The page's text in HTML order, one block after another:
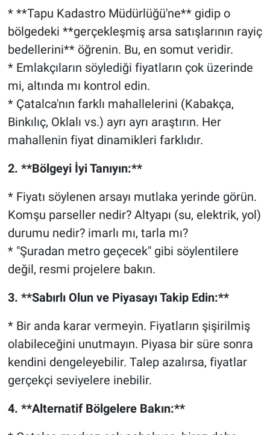
* **Tapu Kadastro Müdürlüğü'ne** gidip o
bölgedeki **gerçekleşmiş arsa satışlarının rayiç
bedellerini** öğrenin. Bu, en somut veridir.
* Emlakçıların söylediği fiyatların çok üzerinde
mi, altında mı kontrol edin.
* Çatalca'nın farklı mahallelerini (Kabakça,
Binkılıç, Oklalı vs.) ayrı ayrı araştırın. Her
mahallenin fiyat dinamikleri farklıdır.
2. **Bölgeyi İyi Tanıyın:**
* Fiyatı söylenen arsayı mutlaka yerinde görün.
Komşu parseller nedir? Altyapı (su, elektrik, yol)
durumu nedir? imarlı mı, tarla mı?
* "Şuradan metro geçecek" gibi söylentilere
değil, resmi projelere bakın.
3. **Sabırlı Olun ve Piyasayı Takip Edin:**
* Bir anda karar vermeyin. Fiyatların şişirilmiş
olabileceğini unutmayın. Piyasa bir süre sonra
kendini dengeleyebilir. Talep azalırsa, fiyatlar
gerçekçi seviyelere inebilir.
4. **Alternatif Bölgelere Bakın:**